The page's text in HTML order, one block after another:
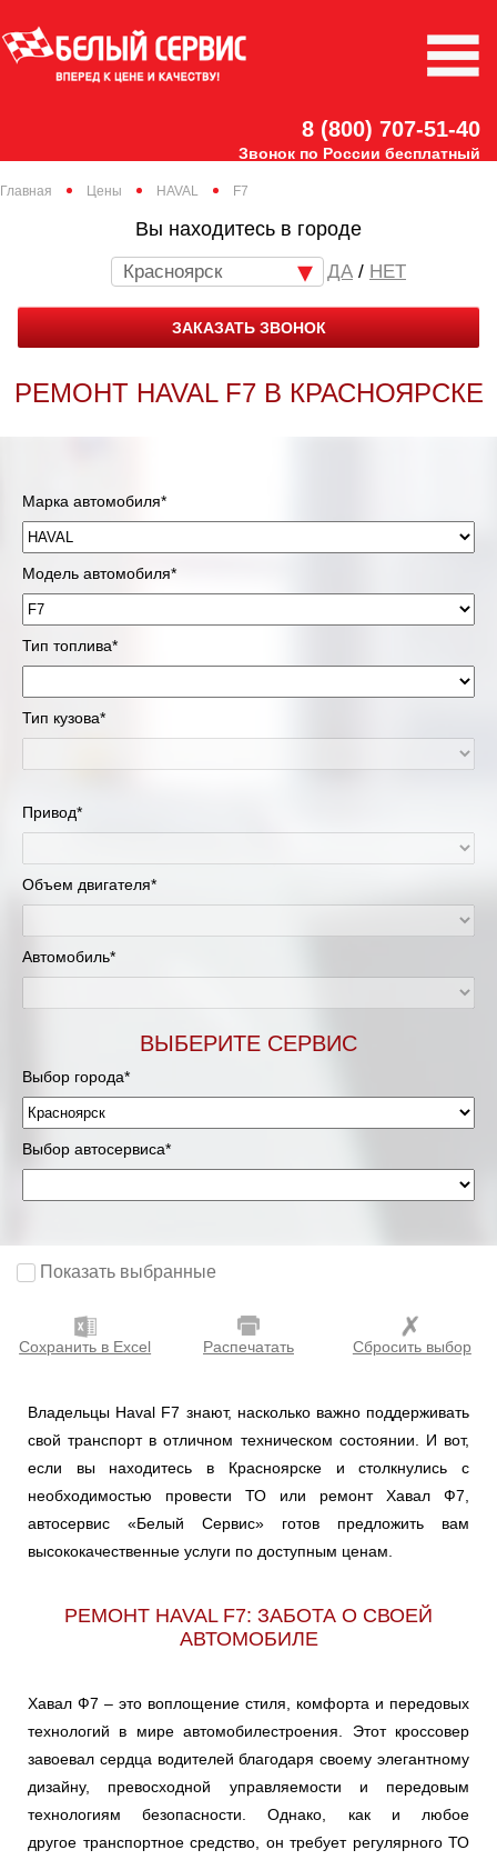
8 (800) 707-51-40
Звонок по России бесплатный
Главная Цены HAVAL F7
Вы находитесь в городе
Красноярск / НЕТ
ЗАКАЗАТЬ ЗВОНОК
РЕМОНТ HAVAL F7 В КРАСНОЯРСКЕ
Марка автомобиля*
Модель автомобиля*
Тип топлива*
Тип кузова*
Привод*
Объем двигателя*
Автомобиль*
ВЫБЕРИТЕ СЕРВИС
Выбор города*
Выбор автосервиса*
Показать выбранные
Сохранить в Excel Распечатать Сбросить выбор
Владельцы Haval F7 знают, насколько важно поддерживать
свой транспорт в отличном техническом состоянии. И вот,
если вы находитесь в Красноярске и столкнулись с
необходимостью провести ТО или ремонт Хавал Ф7,
автосервис «Белый Сервис» готов предложить вам
высококачественные услуги по доступным ценам.
РЕМОНТ HAVAL F7: ЗАБОТА О СВОЕЙ
АВТОМОБИЛЕ
Хавал Ф7 – это воплощение стиля, комфорта и передовых
технологий в мире автомобилестроения. Этот кроссовер
завоевал сердца водителей благодаря своему элегантному
дизайну, превосходной управляемости и передовым
технологиям безопасности. Однако, как и любое
другое транспортное средство, он требует регулярного ТО